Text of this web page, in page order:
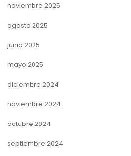
noviembre 2025
agosto 2025
junio 2025
mayo 2025
diciembre 2024
noviembre 2024
octubre 2024
septiembre 2024